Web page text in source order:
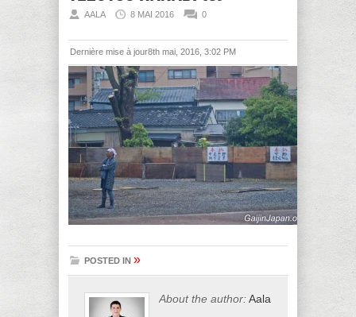
AALA 8 MAI 2016 0
Dernière mise à jour8th mai, 2016, 3:02 PM
POSTED IN »
About the author:Aala